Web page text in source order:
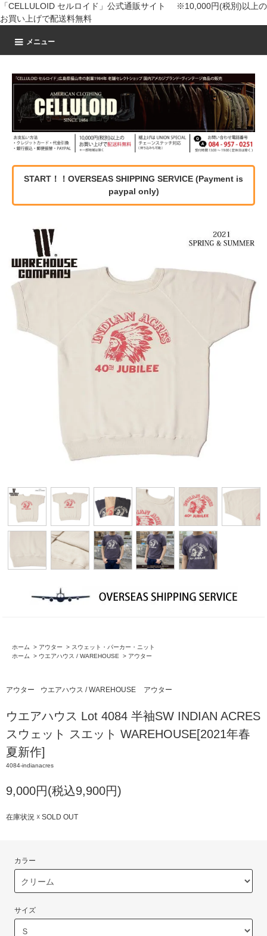
「CELLULOID セルロイド」公式通販サイト ※10,000円(税別)以上の
お買い上げで配送料無料
メニュー
START！！OVERSEAS SHIPPING SERVICE (Payment is
paypal only)
ホーム > アウター > スウェット・パーカー・ニット
ホーム
> ウエアハウス / WAREHOUSE > アウター
アウター ウエアハウス / WAREHOUSE アウター
ウエアハウス Lot 4084 半袖SW INDIAN ACRES
スウェット スエット WAREHOUSE[2021年春
夏新作]
4084-indianacres
9,000円(税込9,900円)
在庫状況 ☓ SOLD OUT
カラー
サイズ